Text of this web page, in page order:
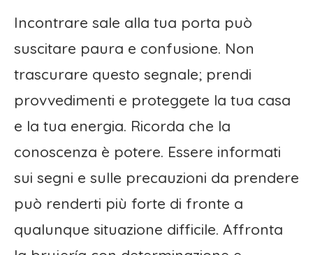
Incontrare sale alla tua porta può
suscitare paura e confusione. Non
trascurare questo segnale; prendi
provvedimenti e proteggete la tua casa
e la tua energia. Ricorda che la
conoscenza è potere. Essere informati
sui segni e sulle precauzioni da prendere
può renderti più forte di fronte a
qualunque situazione difficile. Affronta